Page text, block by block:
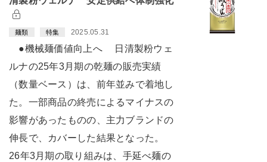
麺類 特集 2025.05.31
●機械麺価値向上へ 日清製粉ウェ
ルナの25年3月期の乾麺の販売実績
（数量ベース）は、前年並みで着地し
た。一部商品の終売によるマイナスの
影響があったものの、主力ブランドの
伸長で、カバーした結果となった。
26年3月期の取り組みは、手延べ麺の